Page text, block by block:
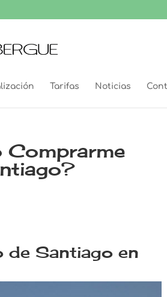
Tarifas Noticias
Comprarme
de Santiago en